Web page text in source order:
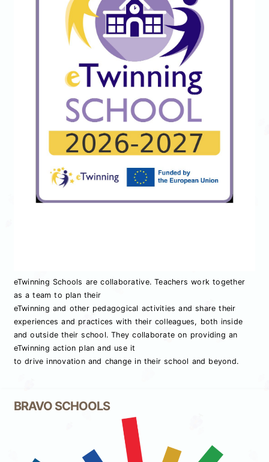
eTwinning Schools are collaborative. Teachers work together
as a team to plan their
eTwinning and other pedagogical activities and share their
experiences and practices with their colleagues, both inside
and outside their school. They collaborate on providing an
eTwinning action plan and use it
to drive innovation and change in their school and beyond.
BRAVO SCHOOLS